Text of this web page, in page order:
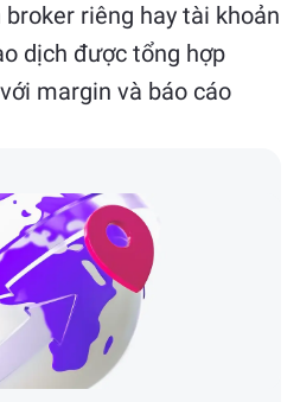
riêng hay tài khoản
dịch được tổng hợp
margin và báo cáo